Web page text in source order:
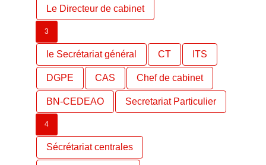
Le Directeur de cabinet
3
le Secrétariat général CT ITS
DGPE CAS Chef de cabinet
BN-CEDEAO Secretariat Particulier
4
Sécrétariat centrales